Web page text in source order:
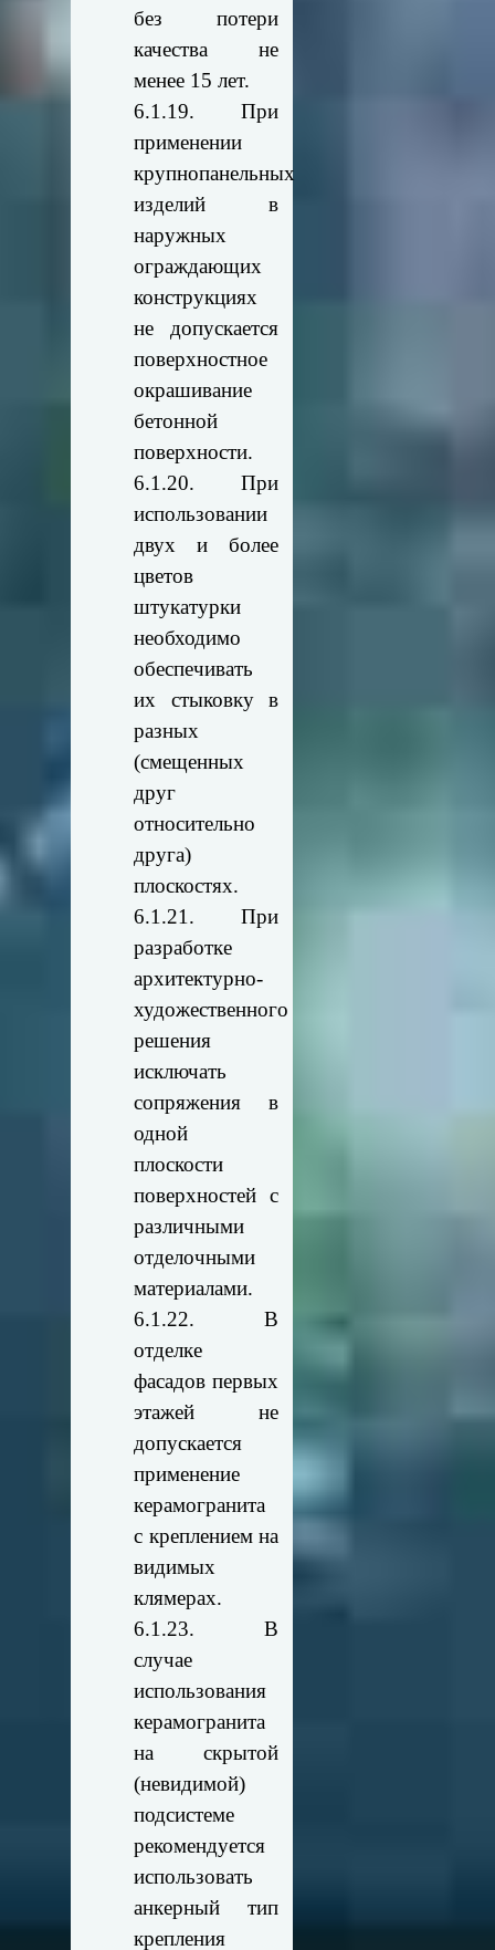
без потери
качества не
менее 15 лет.
6.1.19. При
применении
крупнопанельных
изделий в
наружных
ограждающих
конструкциях
не допускается
поверхностное
окрашивание
бетонной
поверхности.
6.1.20. При
использовании
двух и более
цветов
штукатурки
необходимо
обеспечивать
их стыковку в
разных
(смещенных
друг
относительно
друга)
плоскостях.
6.1.21. При
разработке
архитектурно-
художественного
решения
исключать
сопряжения в
одной
плоскости
поверхностей с
различными
отделочными
материалами.
6.1.22. В
отделке
фасадов первых
этажей не
допускается
применение
керамогранита
с креплением на
видимых
клямерах.
6.1.23. В
случае
использования
керамогранита
на скрытой
(невидимой)
подсистеме
рекомендуется
использовать
анкерный тип
крепления